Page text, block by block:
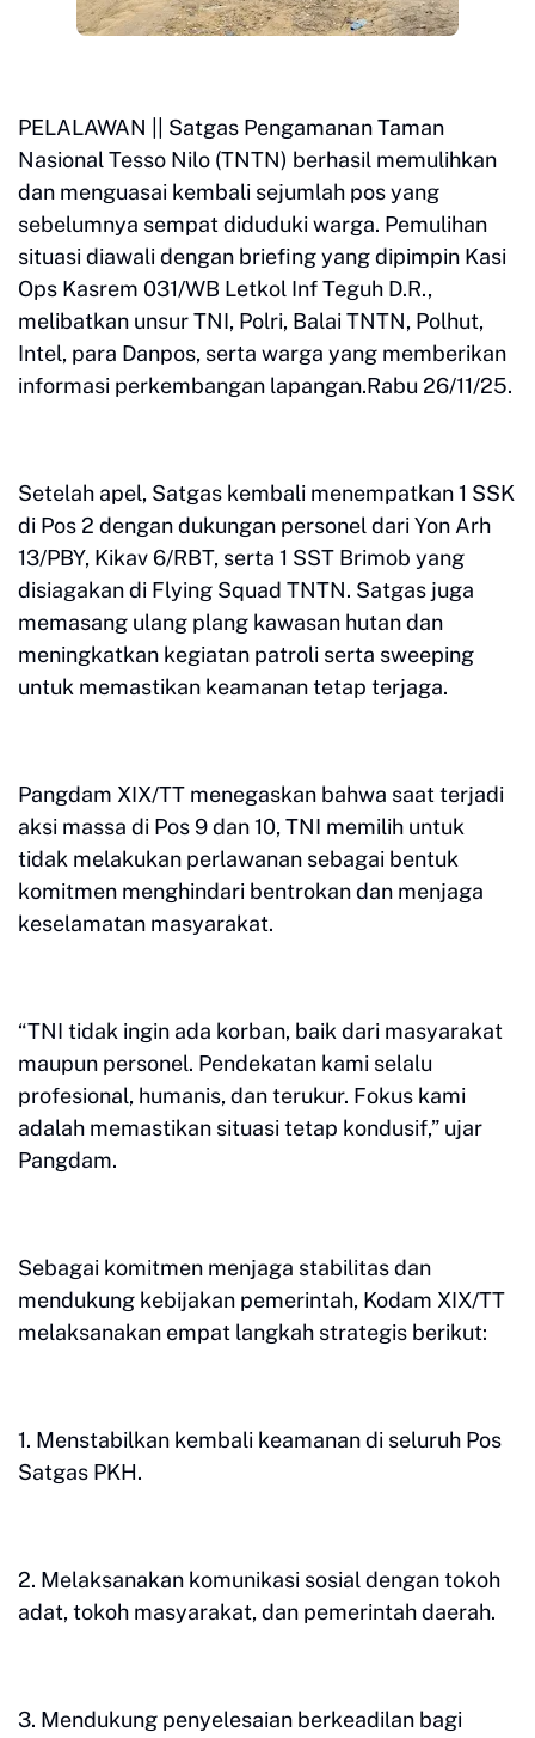
PELALAWAN || Satgas Pengamanan Taman
Nasional Tesso Nilo (TNTN) berhasil memulihkan
dan menguasai kembali sejumlah pos yang
sebelumnya sempat diduduki warga. Pemulihan
situasi diawali dengan briefing yang dipimpin Kasi
Ops Kasrem 031/WB Letkol Inf Teguh D.R.,
melibatkan unsur TNI, Polri, Balai TNTN, Polhut,
Intel, para Danpos, serta warga yang memberikan
informasi perkembangan lapangan.Rabu 26/11/25.
Setelah apel, Satgas kembali menempatkan 1 SSK
di Pos 2 dengan dukungan personel dari Yon Arh
13/PBY, Kikav 6/RBT, serta 1 SST Brimob yang
disiagakan di Flying Squad TNTN. Satgas juga
memasang ulang plang kawasan hutan dan
meningkatkan kegiatan patroli serta sweeping
untuk memastikan keamanan tetap terjaga.
Pangdam XIX/TT menegaskan bahwa saat terjadi
aksi massa di Pos 9 dan 10, TNI memilih untuk
tidak melakukan perlawanan sebagai bentuk
komitmen menghindari bentrokan dan menjaga
keselamatan masyarakat.
“TNI tidak ingin ada korban, baik dari masyarakat
maupun personel. Pendekatan kami selalu
profesional, humanis, dan terukur. Fokus kami
adalah memastikan situasi tetap kondusif,” ujar
Pangdam.
Sebagai komitmen menjaga stabilitas dan
mendukung kebijakan pemerintah, Kodam XIX/TT
melaksanakan empat langkah strategis berikut:
1. Menstabilkan kembali keamanan di seluruh Pos
Satgas PKH.
2. Melaksanakan komunikasi sosial dengan tokoh
adat, tokoh masyarakat, dan pemerintah daerah.
3. Mendukung penyelesaian berkeadilan bagi